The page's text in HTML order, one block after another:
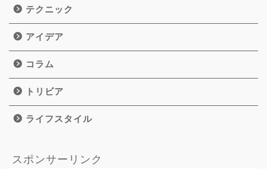
テクニック
アイデア
コラム
トリビア
ライフスタイル
スポンサーリンク